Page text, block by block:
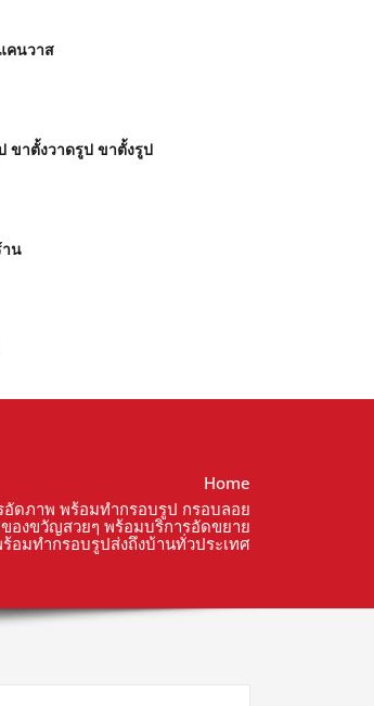
คนวาส
ขาตั้งวาดรูป ขาตั้งรูป
น
Home
อัดภาพ พร้อมทำกรอบรูป กรอบลอย
องขวัญสวยๆ พร้อมบริการอัดขยาย
อมทำกรอบรูปส่งถึงบ้านทั่วประเทศ